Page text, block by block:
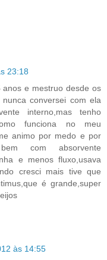
23:18
anos e mestruo desde os
conversei com ela
interno,mas tenho
funciona no meu
animo por medo e por
com absorvente
e menos fluxo,usava
cresci mais tive que
é grande,super
às 14:55